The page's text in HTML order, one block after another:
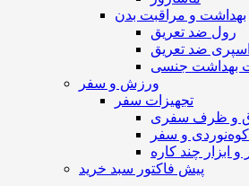
بهداشت و مراقبت بدن
رول ضد تعریق
اسپری ضد تعریق
بهداشت جنسی
ورزش و سفر
تجهیزات سفر
و ظرف سفری
و سفر
ابزار چند کاره
پیش فاکتور سبد خرید